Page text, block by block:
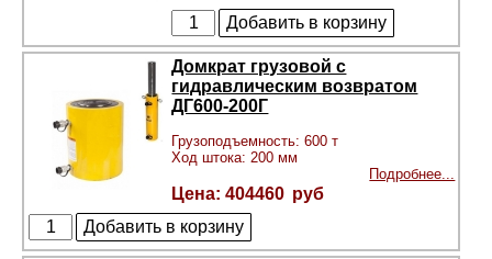
Домкрат грузовой с
гидравлическим возвратом
ДГ600-200Г
Грузоподъемность: 600 т
Ход штока: 200 мм
Подробнее...
404460